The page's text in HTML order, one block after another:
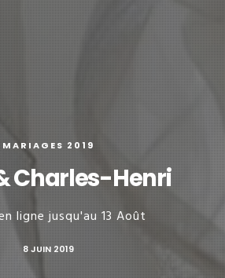
MARIAGES 2019
Charles-Henri
ligne jusqu'au 13 Août
8 JUIN 2019